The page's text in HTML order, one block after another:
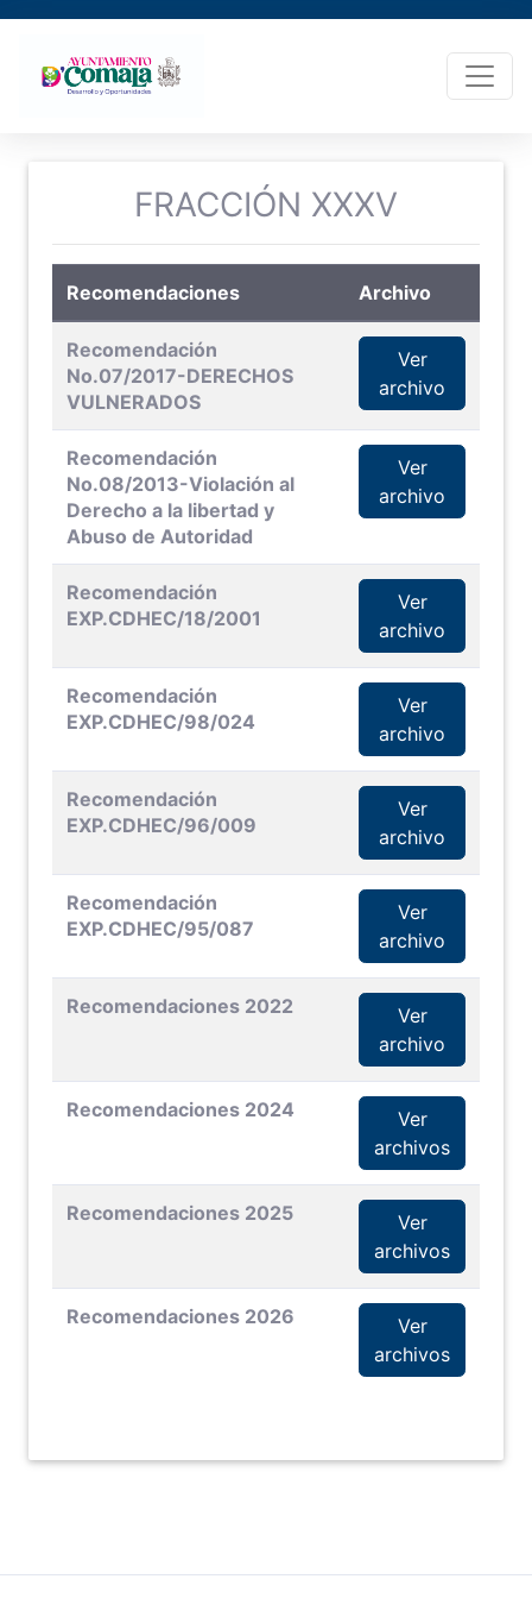
FRACCIÓN XXXV
Recomendaciones Archivo
Recomendación
No.07/2017-DERECHOS
VULNERADOS
Ver
archivo
Recomendación
No.08/2013-Violación al
Derecho a la libertad y
Abuso de Autoridad
Ver
archivo
Recomendación
EXP.CDHEC/18/2001
Ver
archivo
Recomendación
EXP.CDHEC/98/024
Ver
archivo
Recomendación
EXP.CDHEC/96/009
Ver
archivo
Recomendación
EXP.CDHEC/95/087
Ver
archivo
Recomendaciones 2022
Ver
archivo
Recomendaciones 2024
Ver
archivos
Recomendaciones 2025
Ver
archivos
Recomendaciones 2026
Ver
archivos